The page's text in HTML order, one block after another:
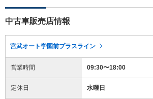
中古車販売店情報
宮武オート学園前プラスライン
営業時間 09:30〜18:00
定休日 水曜日